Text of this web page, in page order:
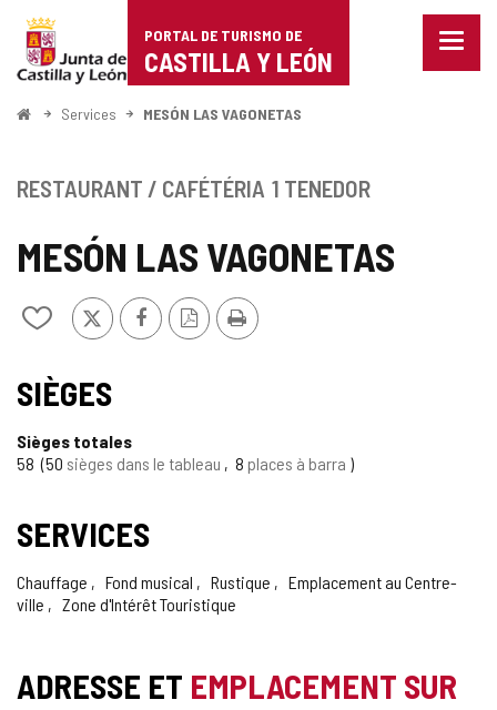
Portal
de
Turismo
Castilla
León
PORTAL DE TURISMO DE
CASTILLA Y LEÓN
Menu
<
Services MESÓN LAS VAGONETAS
MESÓN LAS VAGONETAS
Ajouter/retirer
de
cahiers
X FacebookVersion
PDF
Imprimer
RESTAURANT / CAFÉTÉRIA 1 TENEDOR
SIÈGES
Sièges totales
58 50 sièges dans le tableau 8 places à barra
SERVICES
Chauffage Fond musical Rustique
Emplacement au Centre-
ville
Zone d'Intérêt Touristique
ADRESSE ET EMPLACEMENT SUR